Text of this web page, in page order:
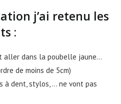
j’ai retenu les
:
aller dans la poubelle jaune…
de moins de 5cm)
à dent, stylos, … ne vont pas